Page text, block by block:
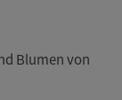
Blumen von